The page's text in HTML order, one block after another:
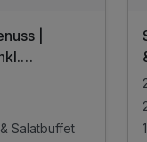
|
Salatbuffet